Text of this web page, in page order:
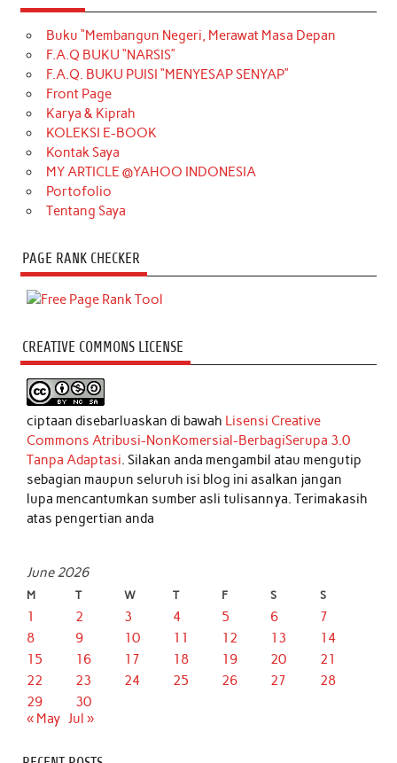
Buku “Membangun Negeri, Merawat Masa Depan
F.A.Q BUKU “NARSIS”
F.A.Q. BUKU PUISI “MENYESAP SENYAP”
Front Page
Karya & Kiprah
KOLEKSI E-BOOK
Kontak Saya
MY ARTICLE @YAHOO INDONESIA
Portofolio
Tentang Saya
PAGE RANK CHECKER
CREATIVE COMMONS LICENSE
ciptaan disebarluaskan di bawah Lisensi Creative
Commons Atribusi-NonKomersial-BerbagiSerupa 3.0
Tanpa Adaptasi. Silakan anda mengambil atau mengutip
sebagian maupun seluruh isi blog ini asalkan jangan
lupa mencantumkan sumber asli tulisannya. Terimakasih
atas pengertian anda
June 2026
M T W T F S S
1 2 3 4 5 6
7
8
9 10 11 12 13
14
15
16 17 18 19 20
21
22
23 24 25 26 27
28
29
30
« May Jul »